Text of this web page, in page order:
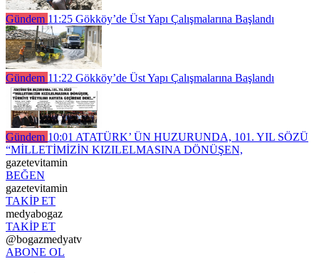
Gündem 11:25 Gökköy’de Üst Yapı Çalışmalarına Başlandı
Gündem 11:22 Gökköy’de Üst Yapı Çalışmalarına Başlandı
Gündem 10:01 ATATÜRK’ ÜN HUZURUNDA, 101. YIL SÖZÜ
“MİLLETİMİZİN KIZILELMASINA DÖNÜŞEN,
gazetevitamin
BEĞEN
gazetevitamin
TAKİP ET
medyabogaz
TAKİP ET
@bogazmedyatv
ABONE OL